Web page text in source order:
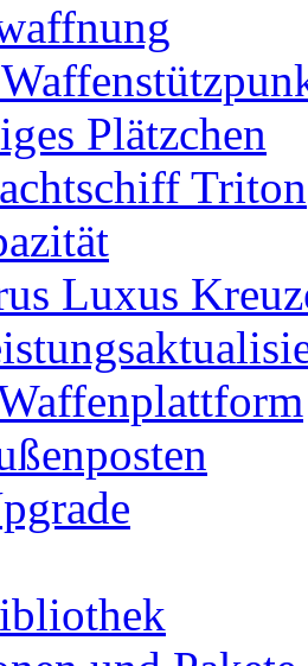
Plätzchen
Triton
Luxus